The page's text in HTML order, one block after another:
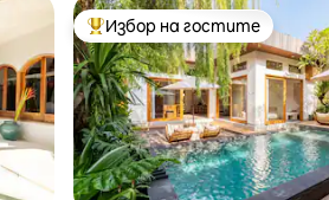
Най-популярен избор на
Избор на гостите